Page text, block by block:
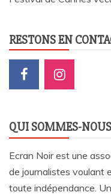
RESTONS EN
QUI SOMMES-
Ecran Noir est une
de journalistes voulant
toute indépendance.